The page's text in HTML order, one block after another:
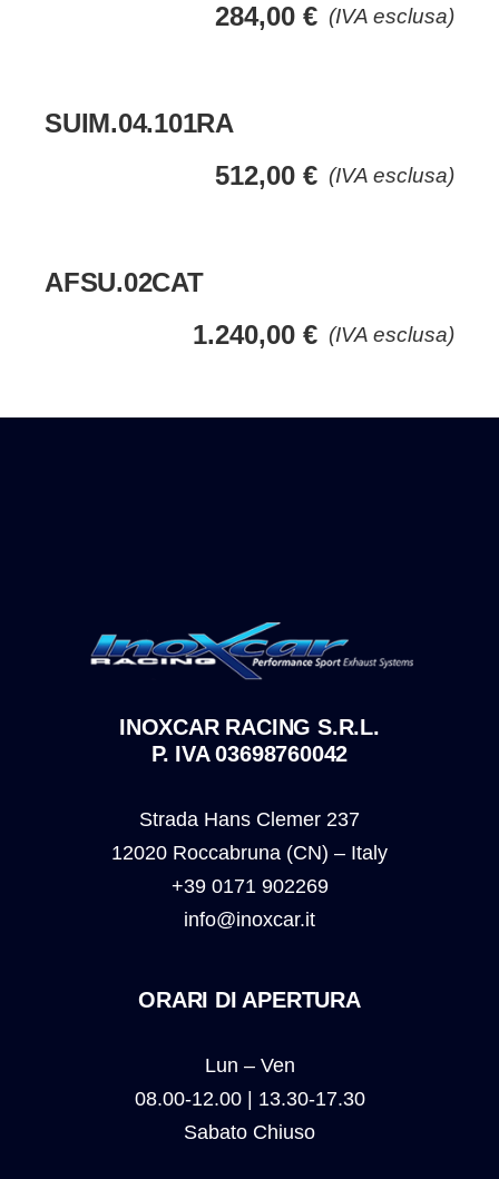
(IVA esclusa)
284,00 €
SUIM.04.101RA
(IVA esclusa)
512,00 €
AFSU.02CAT
(IVA esclusa)
1.240,00 €
INOXCAR RACING S.R.L.
P. IVA 03698760042
Strada Hans Clemer 237
12020 Roccabruna (CN) – Italy
+39 0171 902269
info@inoxcar.it
ORARI DI APERTURA
Lun – Ven
08.00-12.00 | 13.30-17.30
Sabato Chiuso